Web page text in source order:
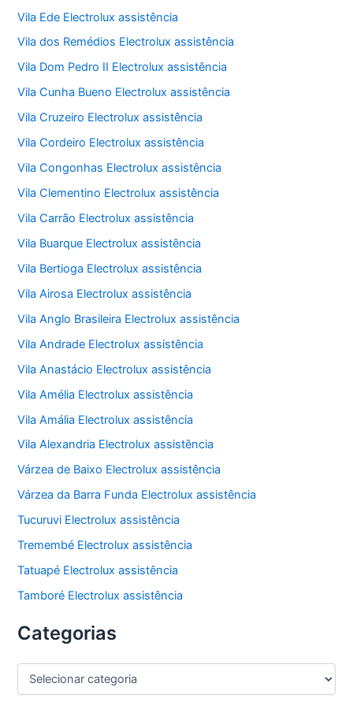
Vila Ede Electrolux assistência
Vila dos Remédios Electrolux assistência
Vila Dom Pedro II Electrolux assistência
Vila Cunha Bueno Electrolux assistência
Vila Cruzeiro Electrolux assistência
Vila Cordeiro Electrolux assistência
Vila Congonhas Electrolux assistência
Vila Clementino Electrolux assistência
Vila Carrão Electrolux assistência
Vila Buarque Electrolux assistência
Vila Bertioga Electrolux assistência
Vila Airosa Electrolux assistência
Vila Anglo Brasileira Electrolux assistência
Vila Andrade Electrolux assistência
Vila Anastácio Electrolux assistência
Vila Amélia Electrolux assistência
Vila Amália Electrolux assistência
Vila Alexandria Electrolux assistência
Várzea de Baixo Electrolux assistência
Várzea da Barra Funda Electrolux assistência
Tucuruvi Electrolux assistência
Tremembé Electrolux assistência
Tatuapé Electrolux assistência
Tamboré Electrolux assistência
Categorias
C